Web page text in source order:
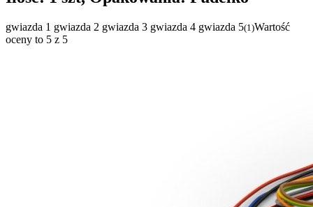
gwiazda 1 gwiazda 2 gwiazda 3 gwiazda 4 gwiazda 5(1 )Wartość
oceny to 5 z 5